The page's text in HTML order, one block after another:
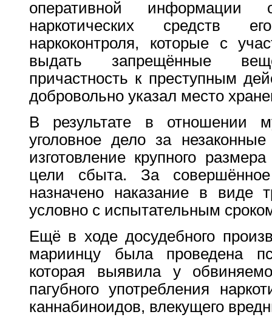
оперативной информации
наркотических средств
наркоконтроля, которые с
выдать запрещённые
причастность к преступным
добровольно указал место
В результате в отношении
уголовное дело за
изготовление крупного
цели сбыта. За
назначено наказание в виде
условно с испытательным
Ещё в ходе досудебного
мариинцу была проведена
которая выявила у
пагубного употребления
каннабиноидов, влекущего